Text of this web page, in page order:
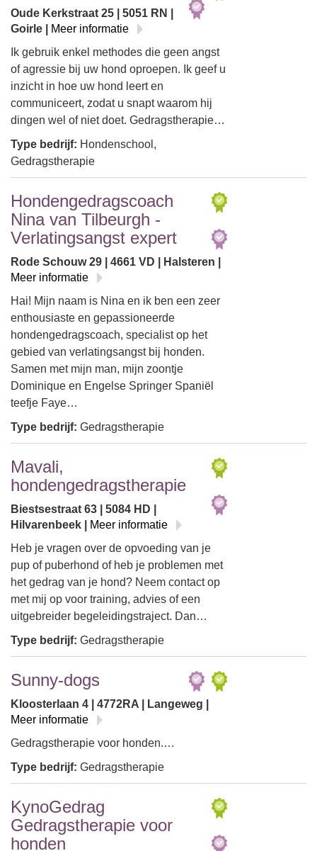
Oude Kerkstraat 25 | 5051 RN |
Goirle |
Meer informatie
Ik gebruik enkel methodes die geen angst
of agressie bij uw hond oproepen. Ik geef u
inzicht in hoe uw hond leert en
communiceert, zodat u snapt waarom hij
dingen wel of niet doet. Gedragstherapie…
Type bedrijf: Hondenschool,
Gedragstherapie
Hondengedragscoach
Nina van Tilbeurgh -
Verlatingsangst expert
Rode Schouw 29 | 4661 VD | Halsteren |
Meer informatie
Hai! Mijn naam is Nina en ik ben een zeer
enthousiaste en gepassioneerde
hondengedragscoach, specialist op het
gebied van verlatingsangst bij honden.
Samen met mijn man, mijn zoontje
Dominique en Engelse Springer Spaniël
teefje Faye…
Type bedrijf: Gedragstherapie
Mavali,
hondengedragstherapie
Biestsestraat 63 | 5084 HD |
Hilvarenbeek |
Meer informatie
Heb je vragen over de opvoeding van je
pup of puberhond of heb je problemen met
het gedrag van je hond? Neem contact op
met mij op voor training, advies of een
uitgebreider begeleidingstraject. Dan…
Type bedrijf: Gedragstherapie
Sunny-dogs
Kloosterlaan 4 | 4772RA | Langeweg |
Meer informatie
Gedragstherapie voor honden.…
Type bedrijf: Gedragstherapie
KynoGedrag
Gedragstherapie voor
honden